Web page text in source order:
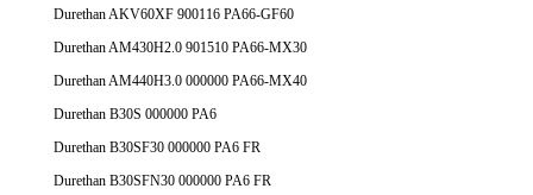
Durethan AKV60XF 900116 PA66-GF60
Durethan AM430H2.0 901510 PA66-MX30
Durethan AM440H3.0 000000 PA66-MX40
Durethan B30S 000000 PA6
Durethan B30SF30 000000 PA6 FR
Durethan B30SFN30 000000 PA6 FR